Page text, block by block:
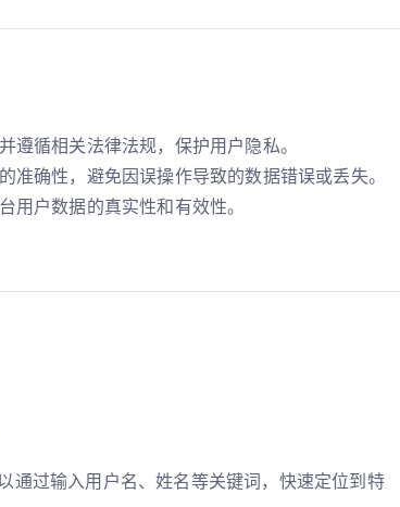
循相关法律法规，保护用户隐私。
确性，避免因误操作导致的数据错误或丢失。
用户数据的真实性和有效性。
通过输入用户名、姓名等关键词，快速定位到特